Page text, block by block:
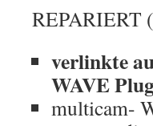
REPARIERT
verlinkte
WAVE
multicam-